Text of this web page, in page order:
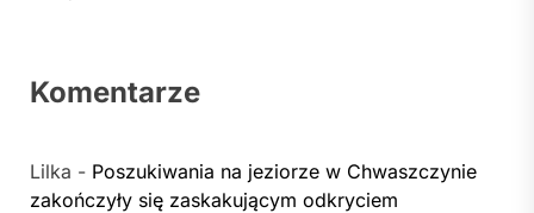
Komentarze
Lilka - Poszukiwania na jeziorze w Chwaszczynie
zakończyły się zaskakującym odkryciem